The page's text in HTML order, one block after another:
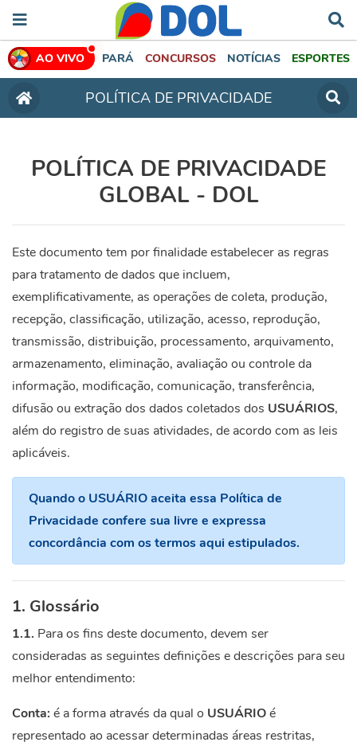
AO VIVO PARÁ CONCURSOS NOTÍCIAS ESPORTES
POLÍTICA DE PRIVACIDADE
POLÍTICA DE PRIVACIDADE
GLOBAL - DOL
Este documento tem por finalidade estabelecer as regras
para tratamento de dados que incluem,
exemplificativamente, as operações de coleta, produção,
recepção, classificação, utilização, acesso, reprodução,
transmissão, distribuição, processamento, arquivamento,
armazenamento, eliminação, avaliação ou controle da
informação, modificação, comunicação, transferência,
difusão ou extração dos dados coletados dos USUÁRIOS,
além do registro de suas atividades, de acordo com as leis
aplicáveis.
Quando o USUÁRIO aceita essa Política de
Privacidade confere sua livre e expressa
concordância com os termos aqui estipulados.
1. Glossário
1.1. Para os fins deste documento, devem ser
consideradas as seguintes definições e descrições para seu
melhor entendimento:
Conta: é a forma através da qual o USUÁRIOé
representado ao acessar determinadas áreas restritas,